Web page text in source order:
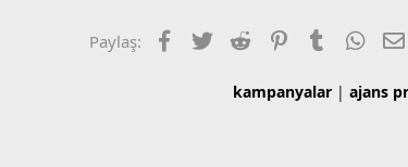
n
i
Paylaş: Facebook
TwitterReddit PinterestTumblr
kampanyalar| ajans pr